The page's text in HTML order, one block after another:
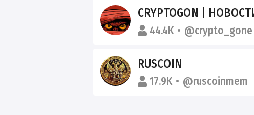
CRYPTOGON |
44.4K @crypto_gone
RUSCOIN
17.9K @ruscoinmem